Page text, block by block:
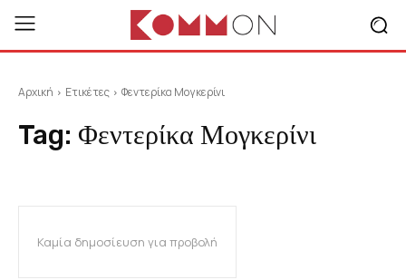
Αρχική Ετικέτες Φεντερίκα Μογκερίνι
Tag: Φεντερίκα Μογκερίνι
Καμία δημοσίευση για προβολή